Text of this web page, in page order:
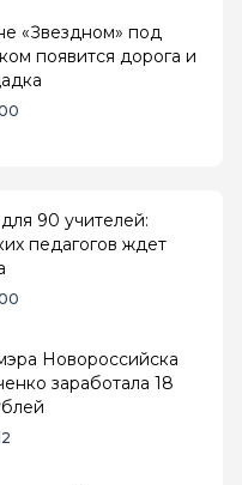
«Звездном» под
появится дорога и
90 учителей:
педагогов ждет
Новороссийска
заработала 18